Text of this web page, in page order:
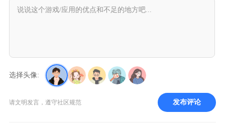
选择头像:
请文明发言，遵守社区规范 发布评论